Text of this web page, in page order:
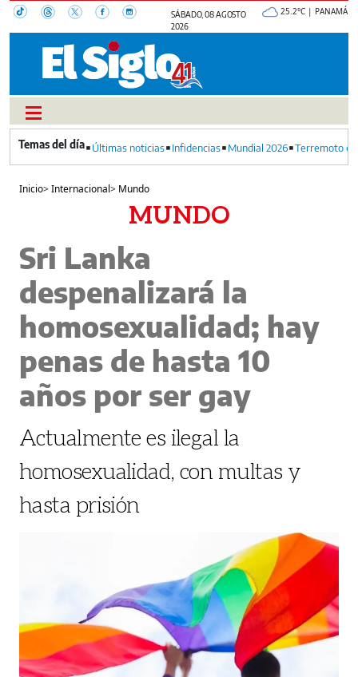
SÁBADO, 08 AGOSTO
2026
25.2°C | PANAMÁ
Últimas noticias Infidencias Mundial 2026 Terremoto
Inicio>Internacional> Mundo
MUNDO
Sri Lanka
despenalizará la
homosexualidad; hay
penas de hasta 10
años por ser gay
Actualmente es ilegal la
homosexualidad, con multas y
hasta prisión